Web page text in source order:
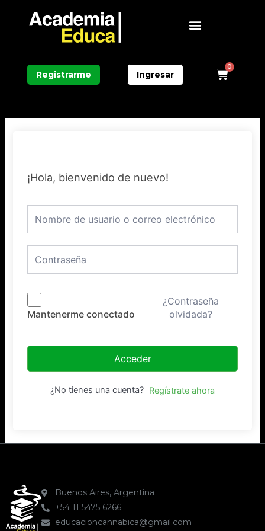
Menú
Registrarme Ingresar
0
¡Hola, bienvenido de nuevo!
Mantenerme conectado
¿Contraseña
olvidada?
Acceder
¿No tienes una cuenta? Regístrate ahora
Buenos Aires, Argentina
+54 11 5475 6266
educacioncannabica@gmail.com